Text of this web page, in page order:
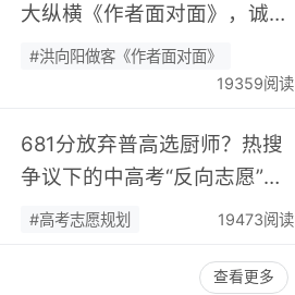
大纵横《作者面对面》，诚邀
您现场相聚！…
#洪向阳做客《作者面对面》
19359阅读
681分放弃普高选厨师？热搜
争议下的中高考“反向志愿”
潮，藏着职业规划新逻辑…
#高考志愿规划 19473阅读
查看更多